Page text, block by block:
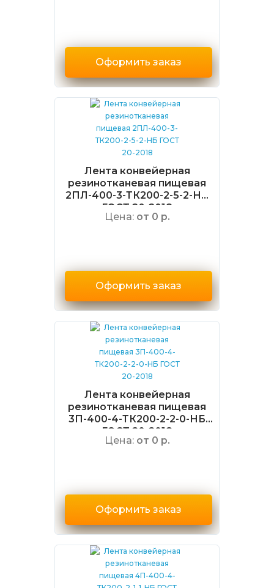
Оформить заказ
Лента конвейерная
резинотканевая пищевая
2ПЛ-400-3-ТК200-2-5-2-НБ
ГОСТ 20-2018
Цена: от 0 р.
Оформить заказ
Лента конвейерная
резинотканевая пищевая
3П-400-4-ТК200-2-2-0-НБ
ГОСТ 20-2018
Цена: от 0 р.
Оформить заказ